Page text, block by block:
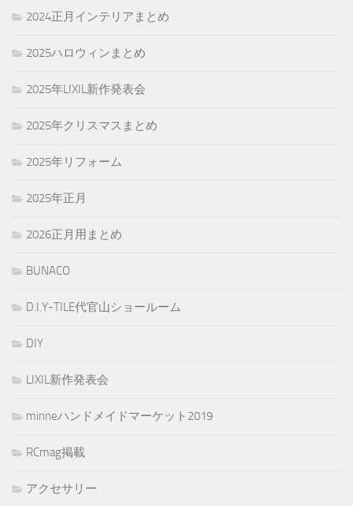
2024正月インテリアまとめ
2025ハロウィンまとめ
2025年LIXIL新作発表会
2025年クリスマスまとめ
2025年リフォーム
2025年正月
2026正月用まとめ
BUNACO
D.I.Y-TILE代官山ショールーム
DIY
LIXIL新作発表会
minneハンドメイドマーケット2019
RCmag掲載
アクセサリー